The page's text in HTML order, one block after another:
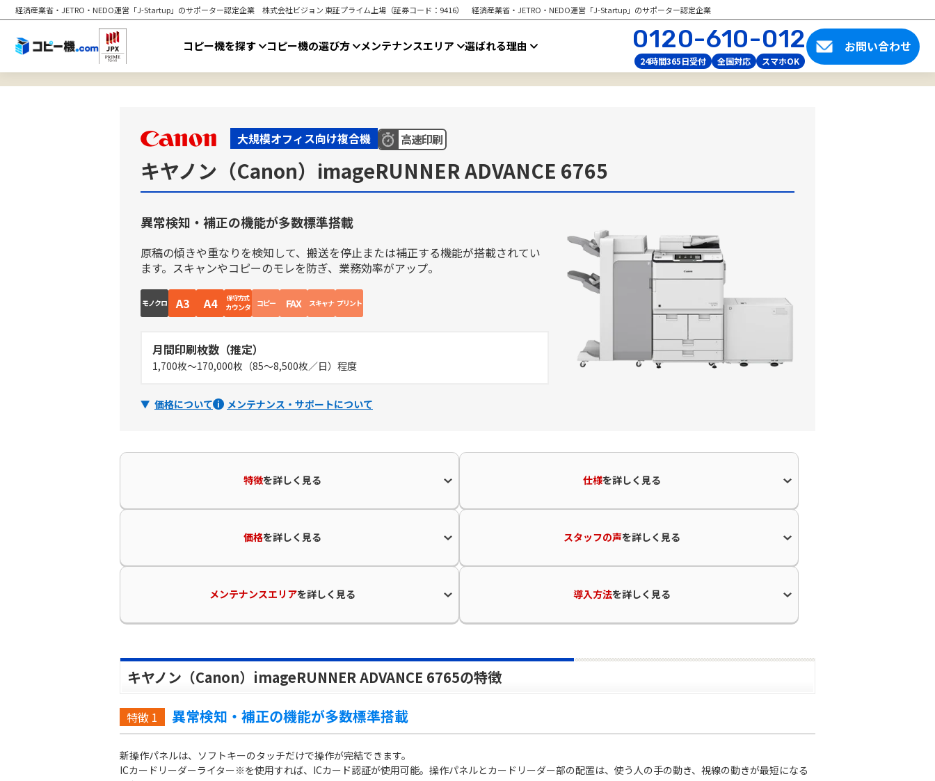
経済産業省・JETRO・NEDO運営「J-Startup」のサポーター認定企業 株式会社ビジョン 東証プライム上場（証券コード：9416） 経済産業省・JETRO・NEDO運営「J-Startup」のサポーター認定企業
コピー機を探す コピー機の選び方 メンテナンスエリア 選ばれる理由 0120-610-012
24時間365日受付 全国対応 スマホOK
お問い合わせ
大規模オフィス向け複合機 高速印刷
キヤノン（Canon）imageRUNNER ADVANCE 6765
異常検知・補正の機能が多数標準搭載
原稿の傾きや重なりを検知して、搬送を停止または補正する機能が搭載されてい
ます。スキャンやコピーのモレを防ぎ、業務効率がアップ。
モノクロ A3 A4 保守方式
カウンタ コピー FAX スキャナ プリント
月間印刷枚数（推定）
1,700枚～170,000枚（85～8,500枚／日）程度
価格について メンテナンス・サポートについて
特徴を詳しく見る 仕様を詳しく見る
価格を詳しく見る スタッフの声を詳しく見る
メンテナンスエリアを詳しく見る 導入方法を詳しく見る
キヤノン（Canon）imageRUNNER ADVANCE 6765の特徴
特徴 1 異常検知・補正の機能が多数標準搭載
新操作パネルは、ソフトキーのタッチだけで操作が完結できます。
ICカードリーダーライター※を使用すれば、ICカード認証が使用可能。操作パネルとカードリーダー部の配置は、使う人の手の動き、視線の動きが最短になる